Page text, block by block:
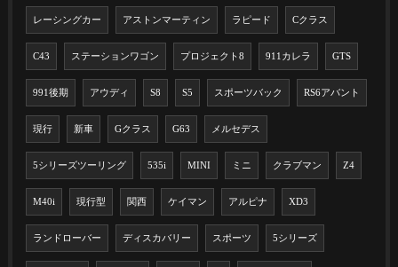
レーシングカー アストンマーティン ラピード Cクラス
C43 ステーションワゴン プロジェクト8 911カレラ GTS
991後期 アウディ S8 S5 スポーツバック RS6アバント
現行 新車 Gクラス G63 メルセデス
5シリーズツーリング 535i MINI ミニ クラブマン Z4
M40i 現行型 関西 ケイマン アルピナ XD3
ランドローバー ディスカバリー スポーツ 5シリーズ